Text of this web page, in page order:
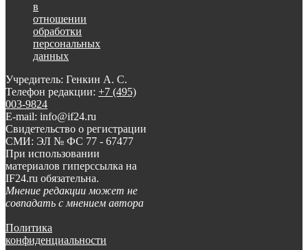
в
отношении
обработки
персональных
данных
Учредитель: Генкин А. С.
Телефон редакции: +7 (495)
003-9824
E-mail: info@if24.ru
Свидетельство о регистрации
СМИ: ЭЛ № ФС 77 - 67477
При использовании
материалов гиперссылка на
IF24.ru обязательна.
Мнение редакции может не
совпадать с мнением автора
Политика
конфиденциальности